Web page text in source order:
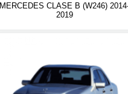
MERCEDES CLASE B (W246)
2019